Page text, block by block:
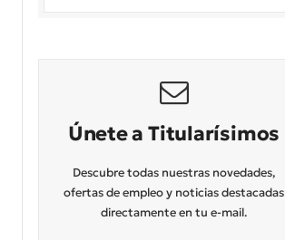
Únete a Titularísimos
Descubre todas nuestras novedades,
ofertas de empleo y noticias destacadas
directamente en tu e-mail.